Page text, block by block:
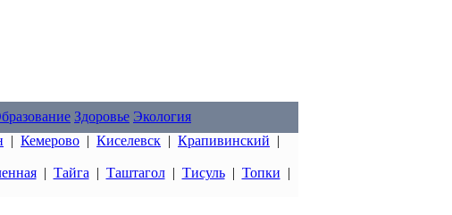
Здоровье Экология
| Кемерово | Киселевск | Крапивинский |
| Тайга | Таштагол| Тисуль| Топки |